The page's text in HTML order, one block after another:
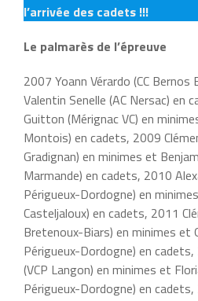
l’arrivée des cadets !!!
Le palmarès de l’épreuve
2007 Yoann Vérardo (CC
Valentin Senelle (AC Nersac) en
Guitton (Mérignac VC) en
Montois) en cadets, 2009
Gradignan) en minimes et
Marmande) en cadets, 2010
Périgueux-Dordogne) en
Casteljaloux) en cadets, 2011
Bretenoux-Biars) en minimes et
Périgueux-Dordogne) en
(VCP Langon) en minimes et
Périgueux-Dordogne) en